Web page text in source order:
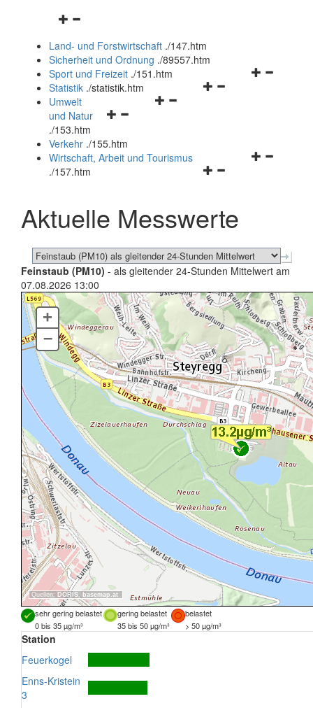
Navigationsmenü
und
schließen
Land- und Forstwirtschaft ./147.htm
Sicherheit und Ordnung ./89557.htm
Navigationsmenü
Sport und Freizeit ./151.htm
Navigationsmenü
Statistik ./statistik.htm
Navigationsmenü
und
schließen
Umwelt
und Natur
./153.htm
Verkehr ./155.htm
Navigationsmenü
schließen
Wirtschaft, Arbeit und Tourismus
./157.htm
Aktuelle Messwerte
Feinstaub (PM10) - als gleitender 24-Stunden Mittelwert am
07.08.2026 13:00
Quellen: DORIS, basemap.at
+
–
sehr gering belastet gering belastet
belastet
0 bis 35 µg/m³
35 bis 50 µg/m³ > 50 µg/m³
Station
Feuerkogel
Enns-Kristein
3